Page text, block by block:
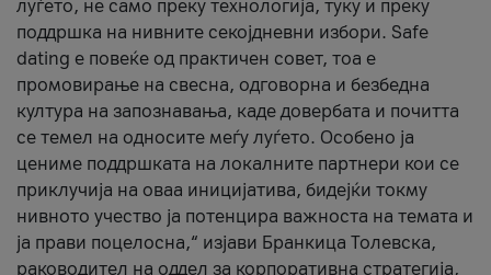
луѓето, не само преку технологија, туку и преку
поддршка на нивните секојдневни избори. Safe
dating е повеќе од практичен совет, тоа е
промовирање на свесна, одговорна и безбедна
култура на запознавања, каде довербата и почитта
се темел на односите меѓу луѓето. Особено ја
цениме поддршката на локалните партнери кои се
приклучија на оваа иницијатива, бидејќи токму
нивното учество ја потенцира важноста на темата и
ја прави поцелосна,“ изјави Бранкица Толевска,
раководител на оддел за корпоративна стратегија,